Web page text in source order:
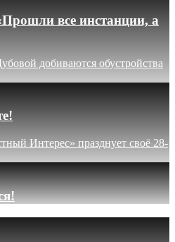
все инстанции, а
добиваются обустройства
Интерес» празднует своё 28-